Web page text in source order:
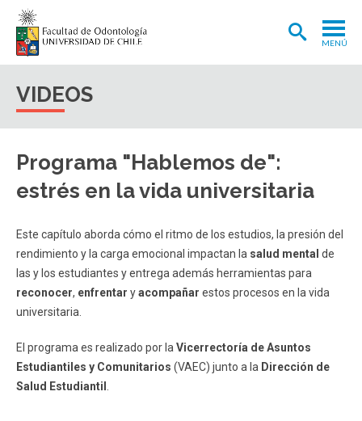
MENÚ
INTERNACIONAL
CLÍNICA ODONTOLÓGICA
ESTUDIANTES ACADÉMICOS
VIDEOS
Programa "Hablemos de":
estrés en la vida universitaria
Este capítulo aborda cómo el ritmo de los estudios, la presión del
rendimiento y la carga emocional impactan la salud mental de
las y los estudiantes y entrega además herramientas para
reconocer, enfrentar yacompañar estos procesos en la vida
universitaria.
El programa es realizado por la Vicerrectoría de Asuntos
Estudiantiles y Comunitarios (VAEC) junto a la Dirección de
Salud Estudiantil